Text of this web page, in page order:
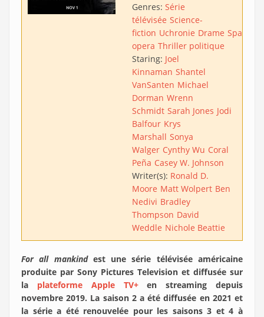
Genres: Série
télévisée Science-
fiction Uchronie Drame Space
opera Thriller politique
Staring: Joel
Kinnaman Shantel
VanSanten Michael
Dorman Wrenn
Schmidt Sarah Jones Jodi
Balfour Krys
Marshall Sonya
Walger Cynthy Wu Coral
Peña Casey W. Johnson
Writer(s): Ronald D.
Moore Matt Wolpert Ben
Nedivi Bradley
Thompson David
Weddle Nichole Beattie
For all mankindest une série télévisée américaine
produite par Sony Pictures Television et diffusée sur
la plateforme Apple TV+en streaming depuis
novembre 2019. La saison 2 a été diffusée en 2021 et
la série a été renouvelée pour les saisons 3 et 4 à